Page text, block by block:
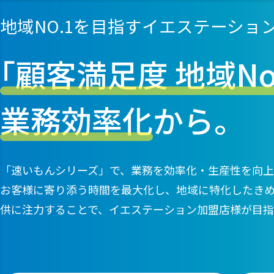
地域NO.1を目指すイエステーショ
｢顧客満足度 地域
業務効率化から。
「速いもんシリーズ」で、業務を効率化・生産性を向
お客様に寄り添う時間を最大化し、地域に特化したき
供に注力することで、 イエステーション加盟店様が目